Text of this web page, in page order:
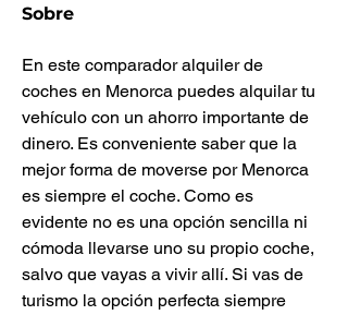
Sobre
En este comparador alquiler de
coches en Menorca puedes alquilar tu
vehículo con un ahorro importante de
dinero. Es conveniente saber que la
mejor forma de moverse por Menorca
es siempre el coche. Como es
evidente no es una opción sencilla ni
cómoda llevarse uno su propio coche,
salvo que vayas a vivir allí. Si vas de
turismo la opción perfecta siempre